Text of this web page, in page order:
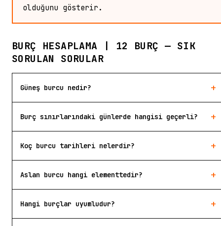
olduğunu gösterir.
BURÇ HESAPLAMA | 12 BURÇ — SIK
SORULAN SORULAR
Güneş burcu nedir? +
Burç sınırlarındaki günlerde hangisi geçerli? +
Koç burcu tarihleri nelerdir? +
Aslan burcu hangi elementtedir? +
Hangi burçlar uyumludur? +